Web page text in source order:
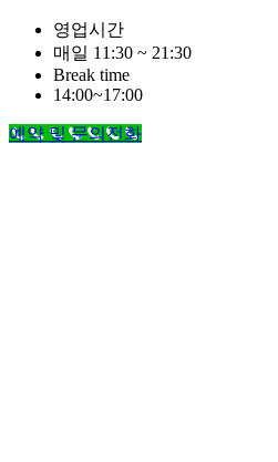
영업시간
매일 11:30 ~ 21:30
Break time
14:00~17:00
예약 및 문의전화